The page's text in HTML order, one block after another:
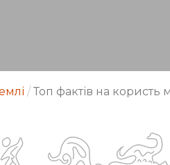
/ Топ фактів на користь